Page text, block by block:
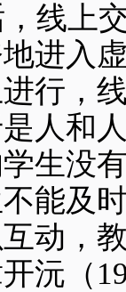
上交
进入
行，
人和
生没
能及
动，
沅（